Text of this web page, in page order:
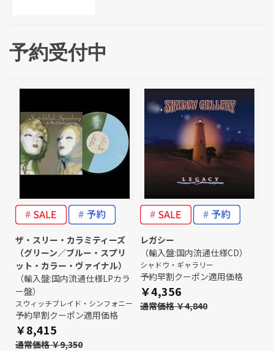
予約受付中
ザ・スリー・カラミティーズ
（グリーン／ブルー・スプリ
ット・カラー・ヴァイナル）
（輸入盤:国内流通仕様LPカラ
ー盤）
スウィッチブレイド・シンフォニー
予約早割クーポン適用価格
￥8,415
通常価格 ￥9,350
レガシー
（輸入盤:国内流通仕様CD）
シャドウ・ギャラリー
予約早割クーポン適用価格
￥4,356
通常価格 ￥4,840